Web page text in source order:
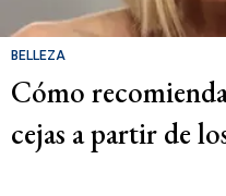
BELLEZA
Cómo
cejas a partir de